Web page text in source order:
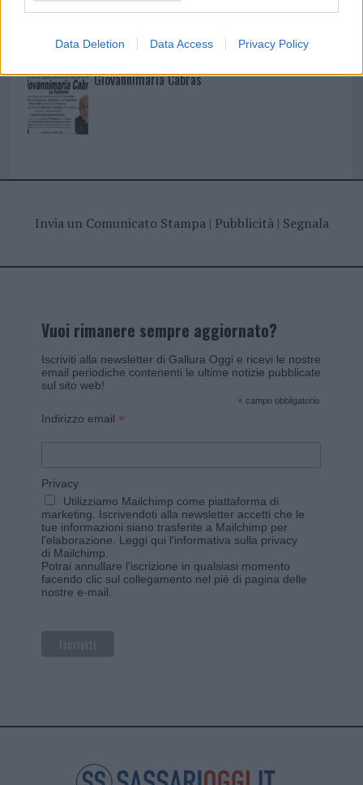
Data Deletion Data Access Privacy Policy
I nostri cari
Giovannimaria Cabras
Invia un Comunicato Stampa| Pubblicità| Segnala
Vuoi rimanere sempre aggiornato?
Iscriviti alla newsletter di Gallura Oggi e ricevi le nostre
email periodiche contenenti le ultime notizie pubblicate
sul sito web!
* campo obbligatorio
Indirizzo email *
Privacy
Utilizziamo Mailchimp come piattaforma di
marketing. Iscrivendoti alla newsletter accetti che le
tue informazioni siano trasferite a Mailchimp per
l'elaborazione. Leggi qui l'informativa sulla privacy
di Mailchimp
Potrai annullare l'iscrizione in qualsiasi momento
facendo clic sul collegamento nel piè di pagina delle
nostre e-mail.